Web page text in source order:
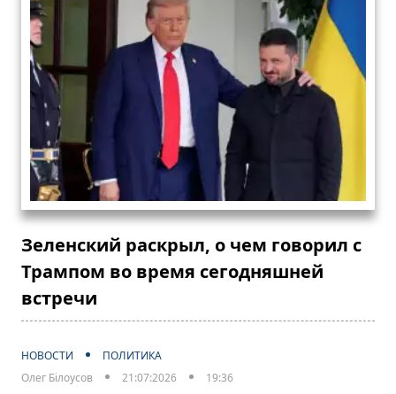
Зеленский раскрыл, о чем говорил с
Трампом во время сегодняшней
встречи
НОВОСТИ
ПОЛИТИКА
Олег Білоусов
21:07:2026 19:36